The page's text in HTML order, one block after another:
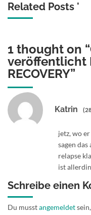
Related Posts '
1 thought on “
veröffentlicht
RECOVERY”
Katrin
jetz, wo
sagen
relapse
ist
Schreibe einen
Du musstangemeldet